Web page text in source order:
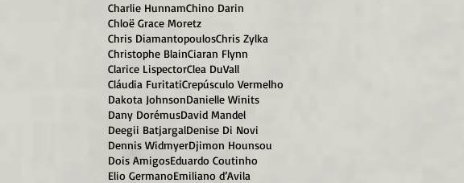
Charlie HunnamChino Darin
Chloë Grace Moretz
Chris DiamantopoulosChris Zylka
Christophe BlainCiaran Flynn
Clarice LispectorClea DuVall
Cláudia FuritatiCrepúsculo Vermelho
Dakota JohnsonDanielle Winits
Dany DorémusDavid Mandel
Deegii BatjargalDenise Di Novi
Dennis WidmyerDjimon Hounsou
Dois AmigosEduardo Coutinho
Elio GermanoEmiliano d’Avila